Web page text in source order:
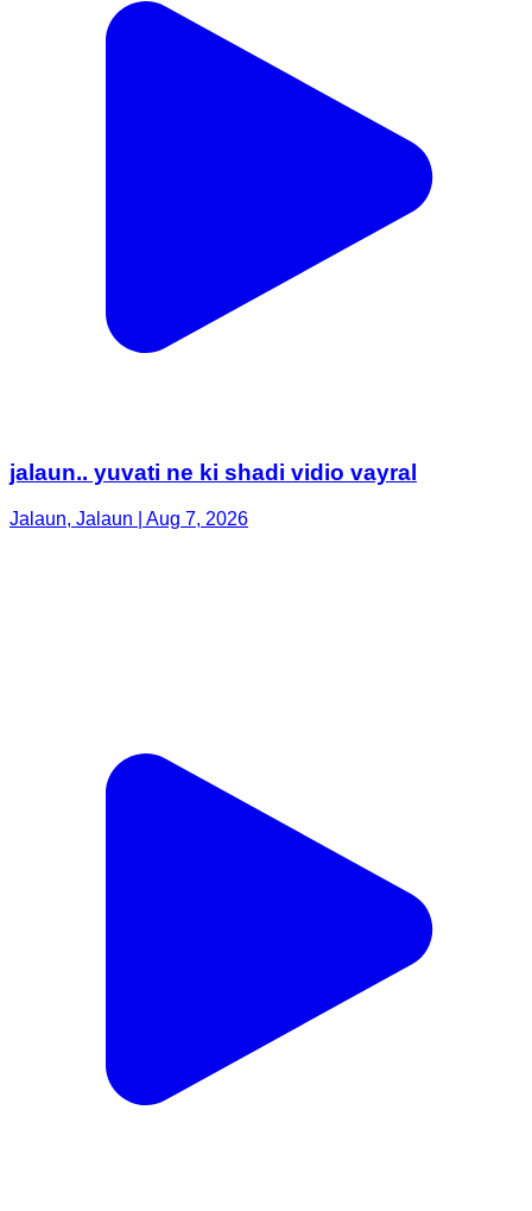
jalaun.. yuvati ne ki shadi vidio vayral
jalaun.. konch yuvati ne kiya vidio vayral